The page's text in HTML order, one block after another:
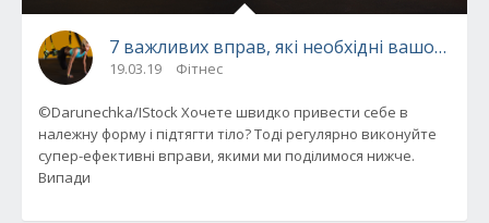
7 важливих вправ, які необхідні вашому
19.03.19 Фітнес
©Darunechka/IStock Хочете швидко привести себе в
належну форму і підтягти тіло? Тоді регулярно виконуйте
супер-ефективні вправи, якими ми поділимося нижче.
Випади